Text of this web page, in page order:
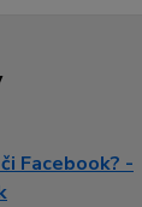
Facebook? -